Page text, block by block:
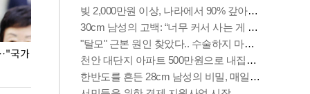
국가 홈플러스, 67개 점포 가오픈… 13일 정식 개장
오세훈 서울시
환경 점검